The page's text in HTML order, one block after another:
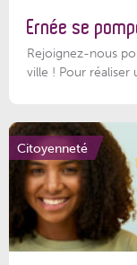
Ernée se
Rejoignez-nous
ville ! Pour réaliser
Citoyenneté